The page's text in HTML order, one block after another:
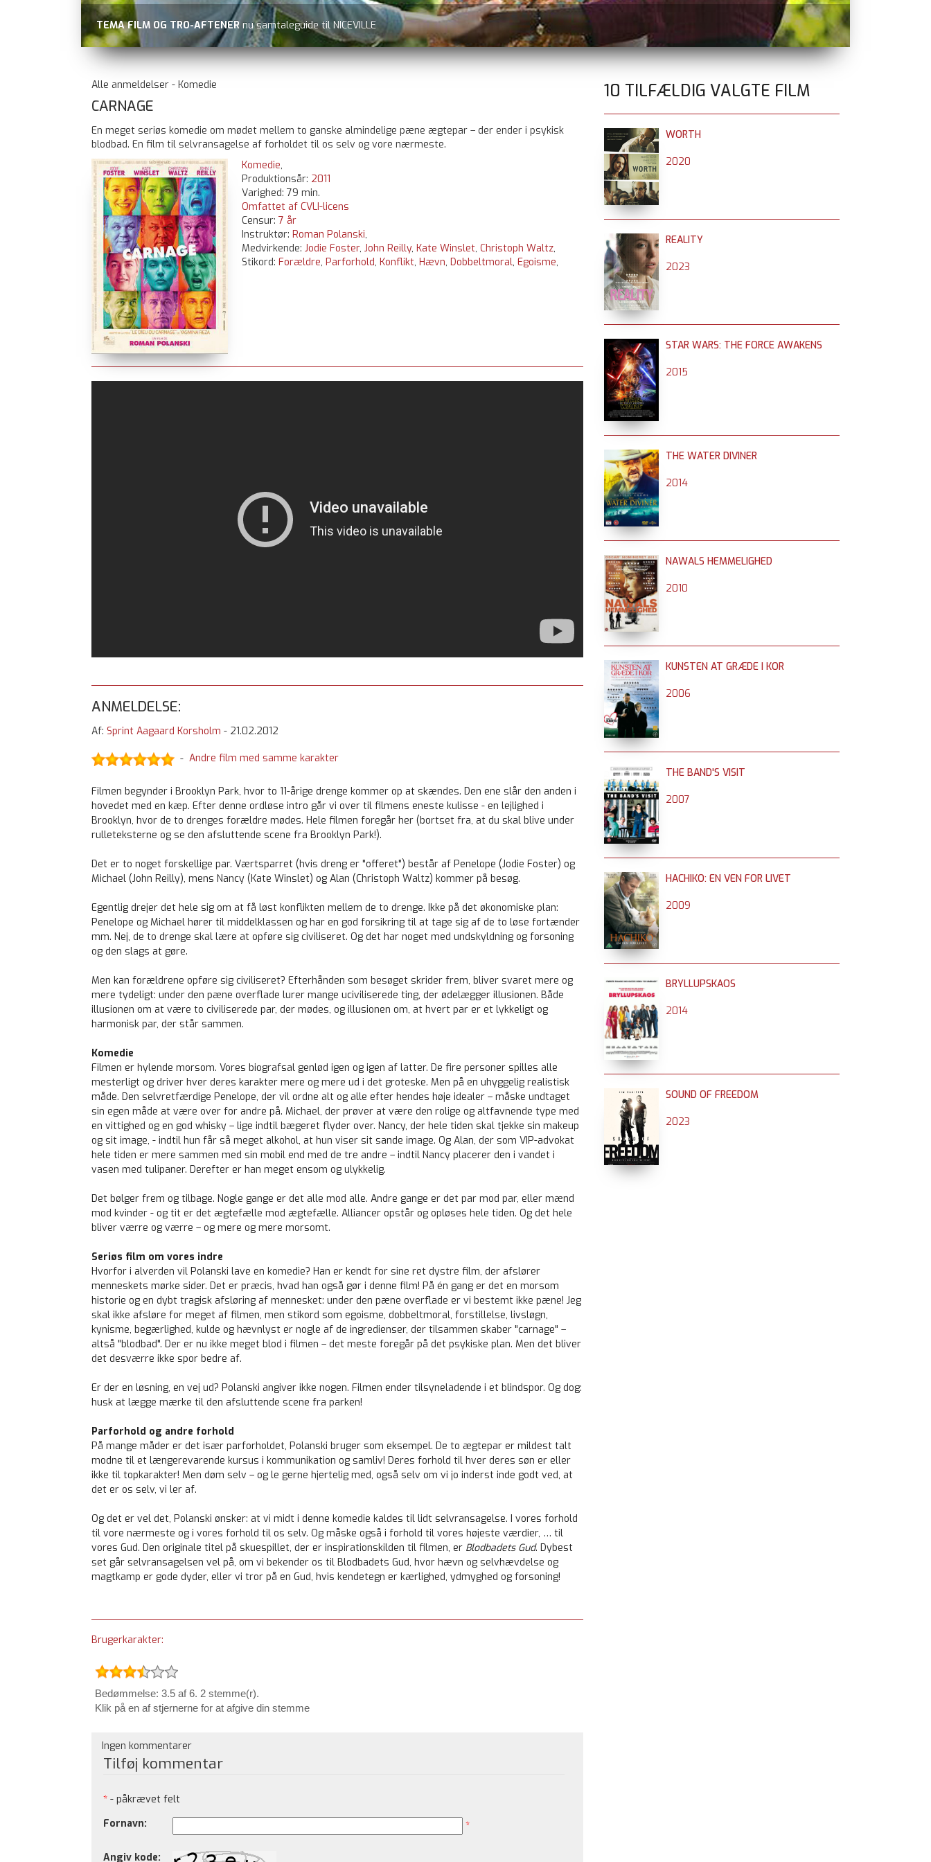
TEMA FILM OG TRO-AFTENER nu samtaleguide til NICEVILLE
Alle anmeldelser - Komedie
CARNAGE
En meget seriøs komedie om mødet mellem to ganske almindelige pæne ægtepar – der ender i psykisk
blodbad. En film til selvransagelse af forholdet til os selv og vore nærmeste.
Komedie,
Produktionsår: 2011
Varighed: 79 min.
Omfattet af CVLI-licens
Censur: 7 år
Instruktør: Roman Polanski,
Medvirkende: Jodie Foster, John Reilly, Kate Winslet, Christoph Waltz,
Stikord: Forældre, Parforhold, Konflikt, Hævn, Dobbeltmoral, Egoisme,
ANMELDELSE:
Af: Sprint Aagaard Korsholm - 21.02.2012
- Andre film med samme karakter
Filmen begynder i Brooklyn Park, hvor to 11-årige drenge kommer op at skændes. Den ene slår den anden i
hovedet med en kæp. Efter denne ordløse intro går vi over til filmens eneste kulisse - en lejlighed i
Brooklyn, hvor de to drenges forældre mødes. Hele filmen foregår her (bortset fra, at du skal blive under
rulleteksterne og se den afsluttende scene fra Brooklyn Park!).
Det er to noget forskellige par. Værtsparret (hvis dreng er "offeret") består af Penelope (Jodie Foster) og
Michael (John Reilly), mens Nancy (Kate Winslet) og Alan (Christoph Waltz) kommer på besøg.
Egentlig drejer det hele sig om at få løst konflikten mellem de to drenge. Ikke på det økonomiske plan:
Penelope og Michael hører til middelklassen og har en god forsikring til at tage sig af de to løse fortænder
mm. Nej, de to drenge skal lære at opføre sig civiliseret. Og det har noget med undskyldning og forsoning
og den slags at gøre.
Men kan forældrene opføre sig civiliseret? Efterhånden som besøget skrider frem, bliver svaret mere og
mere tydeligt: under den pæne overflade lurer mange uciviliserede ting, der ødelægger illusionen. Både
illusionen om at være to civiliserede par, der mødes, og illusionen om, at hvert par er et lykkeligt og
harmonisk par, der står sammen.
Komedie
Filmen er hylende morsom. Vores biografsal genlød igen og igen af latter. De fire personer spilles alle
mesterligt og driver hver deres karakter mere og mere ud i det groteske. Men på en uhyggelig realistisk
måde. Den selvretfærdige Penelope, der vil ordne alt og alle efter hendes høje idealer – måske undtaget
sin egen måde at være over for andre på. Michael, der prøver at være den rolige og altfavnende type med
en vittighed og en god whisky – lige indtil bægeret flyder over. Nancy, der hele tiden skal tjekke sin makeup
og sit image, - indtil hun får så meget alkohol, at hun viser sit sande image. Og Alan, der som VIP-advokat
hele tiden er mere sammen med sin mobil end med de tre andre – indtil Nancy placerer den i vandet i
vasen med tulipaner. Derefter er han meget ensom og ulykkelig.
Det bølger frem og tilbage. Nogle gange er det alle mod alle. Andre gange er det par mod par, eller mænd
mod kvinder - og tit er det ægtefælle mod ægtefælle. Alliancer opstår og opløses hele tiden. Og det hele
bliver værre og værre – og mere og mere morsomt.
Seriøs film om vores indre
Hvorfor i alverden vil Polanski lave en komedie? Han er kendt for sine ret dystre film, der afslører
menneskets mørke sider. Det er præcis, hvad han også gør i denne film! På én gang er det en morsom
historie og en dybt tragisk afsløring af mennesket: under den pæne overflade er vi bestemt ikke pæne! Jeg
skal ikke afsløre for meget af filmen, men stikord som egoisme, dobbeltmoral, forstillelse, livsløgn,
kynisme, begærlighed, kulde og hævnlyst er nogle af de ingredienser, der tilsammen skaber "carnage" –
altså "blodbad". Der er nu ikke meget blod i filmen – det meste foregår på det psykiske plan. Men det bliver
det desværre ikke spor bedre af.
Er der en løsning, en vej ud? Polanski angiver ikke nogen. Filmen ender tilsyneladende i et blindspor. Og dog:
husk at lægge mærke til den afsluttende scene fra parken!
Parforhold og andre forhold
På mange måder er det især parforholdet, Polanski bruger som eksempel. De to ægtepar er mildest talt
modne til et længerevarende kursus i kommunikation og samliv! Deres forhold til hver deres søn er eller
ikke til topkarakter! Men døm selv – og le gerne hjertelig med, også selv om vi jo inderst inde godt ved, at
det er os selv, vi ler af.
Og det er vel det, Polanski ønsker: at vi midt i denne komedie kaldes til lidt selvransagelse. I vores forhold
til vore nærmeste og i vores forhold til os selv. Og måske også i forhold til vores højeste værdier, … til
vores Gud. Den originale titel på skuespillet, der er inspirationskilden til filmen, er Blodbadets Gud. Dybest
set går selvransagelsen vel på, om vi bekender os til Blodbadets Gud, hvor hævn og selvhævdelse og
magtkamp er gode dyder, eller vi tror på en Gud, hvis kendetegn er kærlighed, ydmyghed og forsoning!
Brugerkarakter:
Bedømmelse: 3.5 af 6. 2 stemme(r).
Klik på en af stjernerne for at afgive din stemme
Ingen kommentarer
Tilføj kommentar
* - påkrævet felt
Fornavn:
*
Angiv kode:
10 TILFÆLDIG VALGTE FILM
WORTH
2020
REALITY
2023
STAR WARS: THE FORCE AWAKENS
2015
THE WATER DIVINER
2014
NAWALS HEMMELIGHED
2010
KUNSTEN AT GRÆDE I KOR
2006
THE BAND'S VISIT
2007
HACHIKO: EN VEN FOR LIVET
2009
BRYLLUPSKAOS
2014
SOUND OF FREEDOM
2023